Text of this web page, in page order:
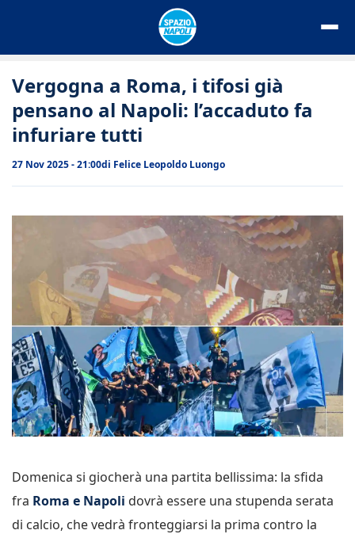
Vergogna a Roma, i tifosi già
pensano al Napoli: l’accaduto fa
infuriare tutti
27 Nov 2025 - 21:00di Felice Leopoldo Luongo
Domenica si giocherà una partita bellissima: la sfida
fra Roma e Napoli dovrà essere una stupenda serata
di calcio, che vedrà fronteggiarsi la prima contro la